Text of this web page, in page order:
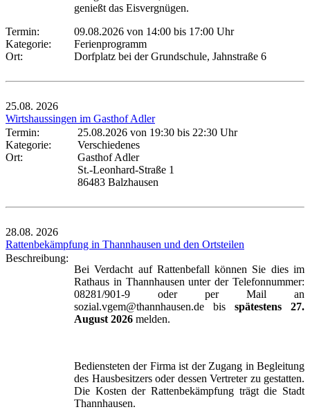
genießt das Eisvergnügen.
Termin:
09.08.2026 von 14:00 bis 17:00 Uhr
Kategorie:
Ferienprogramm
Ort:
Dorfplatz bei der Grundschule, Jahnstraße 6
25.08. 2026
Wirtshaussingen im Gasthof Adler
Termin:
25.08.2026 von 19:30 bis 22:30 Uhr
Kategorie:
Verschiedenes
Ort:
Gasthof Adler
St.-Leonhard-Straße 1
86483 Balzhausen
28.08. 2026
Rattenbekämpfung in Thannhausen und den Ortsteilen
Beschreibung:
Bei Verdacht auf Rattenbefall können Sie dies im
Rathaus in Thannhausen unter der Telefonnummer:
08281/901-9 oder per Mail an
sozial.vgem@thannhausen.de bis spätestens 27.
August 2026 melden.
Bediensteten der Firma ist der Zugang in Begleitung
des Hausbesitzers oder dessen Vertreter zu gestatten.
Die Kosten der Rattenbekämpfung trägt die Stadt
Thannhausen.